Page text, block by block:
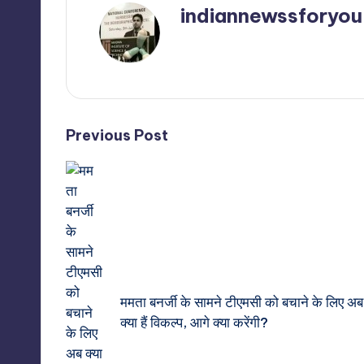
indiannewssforyou
Post
navigation
Previous Post
ममता बनर्जी के सामने टीएमसी को बचाने के लिए अब
क्या हैं विकल्प, आगे क्या करेंगी?